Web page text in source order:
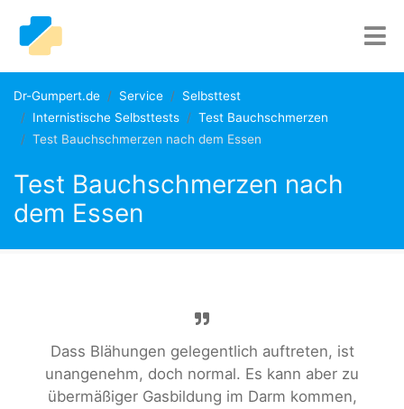
Dr-Gumpert.de Service
Selbsttest
Internistische Selbsttests
Test Bauchschmerzen
Test Bauchschmerzen nach dem Essen
Test Bauchschmerzen nach
dem Essen
Dass Blähungen gelegentlich auftreten, ist
unangenehm, doch normal. Es kann aber zu
übermäßiger Gasbildung im Darm kommen,